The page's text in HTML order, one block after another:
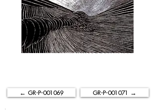
← GR-P-001069 GR-P-001071 →